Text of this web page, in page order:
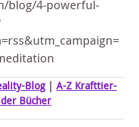
blog/4-powerful-
Blog| A-Z Krafttier-
Bücher